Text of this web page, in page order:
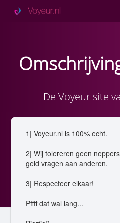
De Voyeur site
1| Voyeur.nl is 100% echt.
2| Wij tolereren geen
geld vragen aan anderen.
3| Respecteer elkaar!
Pffff dat wal lang...